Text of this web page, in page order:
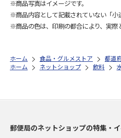
※商品写真はイメージです。
※商品内容として記載されていない「小
※商品の色は、印刷の都合により、実際
ホーム 食品・グルメストア 都道
ホーム
ネットショップ 飲料
郵便局のネットショップの特集・